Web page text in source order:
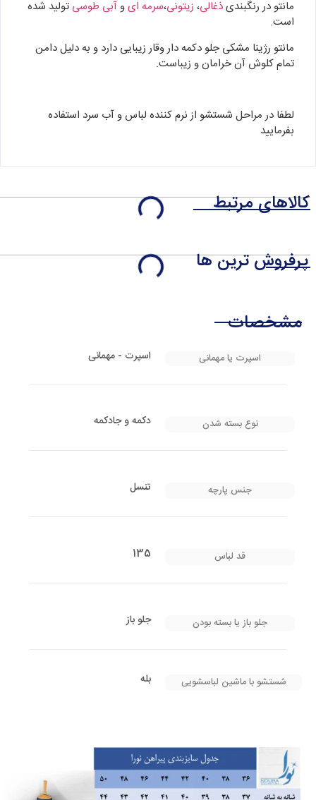
مانتو در رنگبندیذغالی، زیتونی،سرمه ایوآبی طوسی تولید شده
است.
مانتو رژینا مشکی جلو دکمه دار وقار زیبایی دارد و به دلیل دامن
تمام کلوش آن خرامان و زیباست.
لطفا در مراحل شستشو از نرم کننده لباس و آب سرد استفاده
بفرمایید
کالاهای مرتبط
پرفروش ترین ها
مشخصات
اسپرت یا مهمانی اسپرت - مهمانی
نوع بسته شدن دکمه و جادکمه
جنس پارچه تنسل
قد لباس 135
جلو باز یا بسته بودن جلو باز
شستشو با ماشین لباسشویی بله